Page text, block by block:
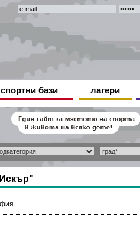
спортни бази лагери